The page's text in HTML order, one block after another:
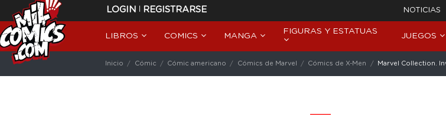
LOGIN | REGISTRARSE NOTICIAS
LIBROS COMICS MANGA
FIGURAS Y ESTATUAS
JUEGOS
Inicio Cómic Cómic americano Cómics de Marvel Cómics de X-Men Marvel Collection.